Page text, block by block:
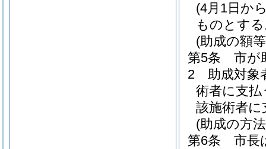
(4月1日か
ものとす
(助成の額
第5条
市が
2
助成対象
術者に支
該施術者
(助成の方
第6条
市長